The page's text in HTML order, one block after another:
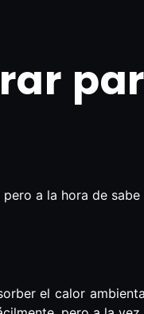
a la hora de
el calor